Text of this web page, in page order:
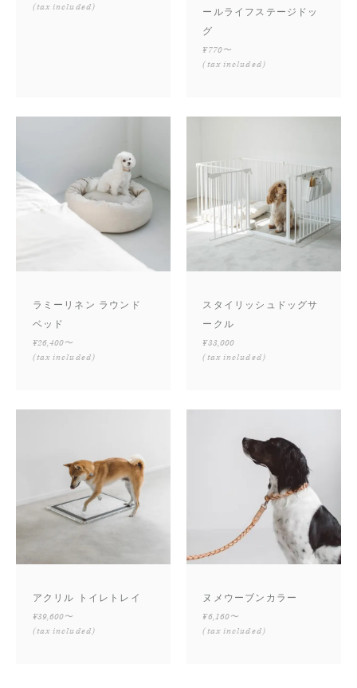
(tax included)
ールライフステージドッ
グ
¥770〜
(tax included)
ラミーリネン ラウンド
ベッド
¥26,400〜
(tax included)
スタイリッシュドッグサ
ークル
¥33,000
(tax included)
アクリル トイレトレイ
¥39,600〜
(tax included)
ヌメウーブンカラー
¥6,160〜
(tax included)